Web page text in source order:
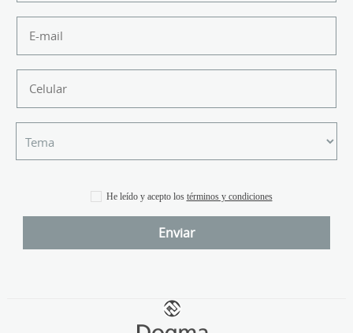
He leído y acepto los términos y condiciones